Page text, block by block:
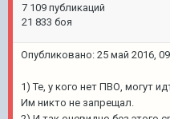
7 109 публикаций
21 833 боя
Опубликовано: 25 май 2016,
1) Те, у кого нет ПВО, могут
Им никто не запрещал.